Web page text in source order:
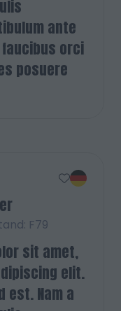
ante
orci
posuere
F79
sit amet,
elit.
est. Nam a